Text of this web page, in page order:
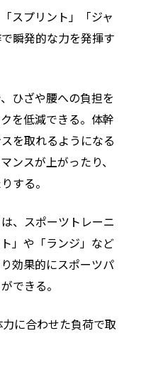
スプリント」「ジャ
瞬発的な力を発揮す
ひざや腰への負担を
を低減できる。体幹
を取れるようになる
ンスが上がったり、
する。
、スポーツトレーニ
」や「ランジ」など
効果的にスポーツパ
できる。
に合わせた負荷で取